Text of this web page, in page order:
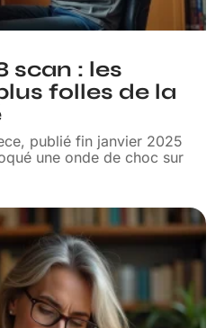
scan : les
folles de la
publié fin janvier 2025
une onde de choc sur